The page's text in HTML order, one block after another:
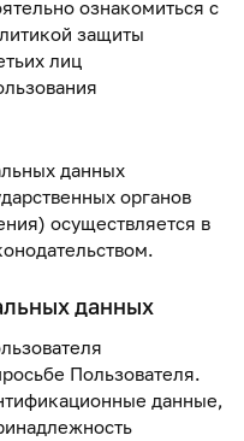
ознакомиться с
защиты
лиц
данных
органов
осуществляется в
данных
Пользователя.
данные,